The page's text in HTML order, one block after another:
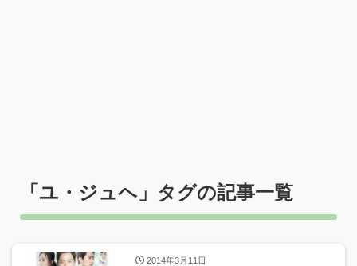
「ユ・ジュヘ 」タグの記事一覧
2014年3月11日